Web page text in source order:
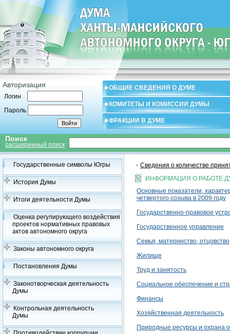
Авторизация
Логин
Пароль
ОБЩИЕ СВЕДЕНИЯ О ДУМЕ
КОМИТЕТЫ И КОМИССИИ ДУМЫ
ФРАКЦИИ В ДУМЕ
Поиск
расширенный поиск
Государственные символы Югры
История Думы
Итоги деятельности Думы
Оценка регулирующего воздействия
проектов нормативных правовых
актов автономного округа
Законы автономного округа
Постановления Думы
Законотворческая деятельность
Думы
Контрольная деятельность
Думы
Сведения о количестве
ИНФОРМАЦИЯ О РАБОТЕ
Основные показатели,
четвертого созыва в 2009 году
Государственно-правовое
Государственное управление
Семья, материнство,
Жилище
Труд и занятость
Социальное обеспечение и
Финансы
Хозяйственная деятельность
Природные ресурсы и охрана